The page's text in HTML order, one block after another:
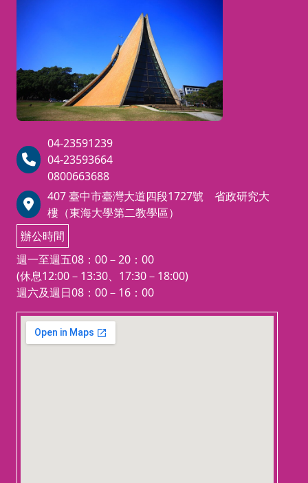
04-23591239
04-23593664
0800663688
407 臺中市臺灣大道四段1727號 省政研究大
樓（東海大學第二教學區）
辦公時間
週一至週五08：00－20：00
(休息12:00－13:30、17:30－18:00)
週六及週日08：00－16：00
123 movies
embedgooglemap.net